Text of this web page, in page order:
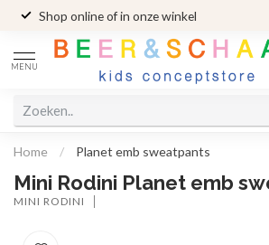
Shop online of in onze winkel
MENU
Home / Planet emb sweatpants
Mini Rodini Planet emb
MINI RODINI